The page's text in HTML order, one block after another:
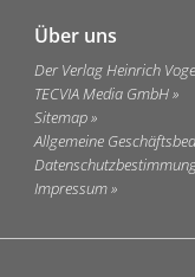
Über uns
Der Verlag Heinrich
TECVIA Media GmbH
Sitemap
Allgemeine
Impressum